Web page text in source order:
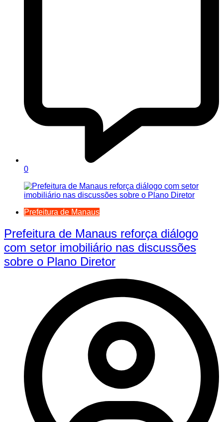
0
Prefeitura de Manaus
Prefeitura de Manaus reforça diálogo
com setor imobiliário nas discussões
sobre o Plano Diretor